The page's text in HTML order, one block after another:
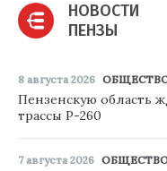
НОВОСТИ
ПЕНЗЫ
8 августа 2026
Пензенскую область
трассы Р-260
7 августа 2026